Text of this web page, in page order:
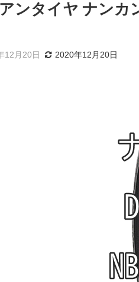
ンタイヤ ナン
12月20日 2020年12月20日